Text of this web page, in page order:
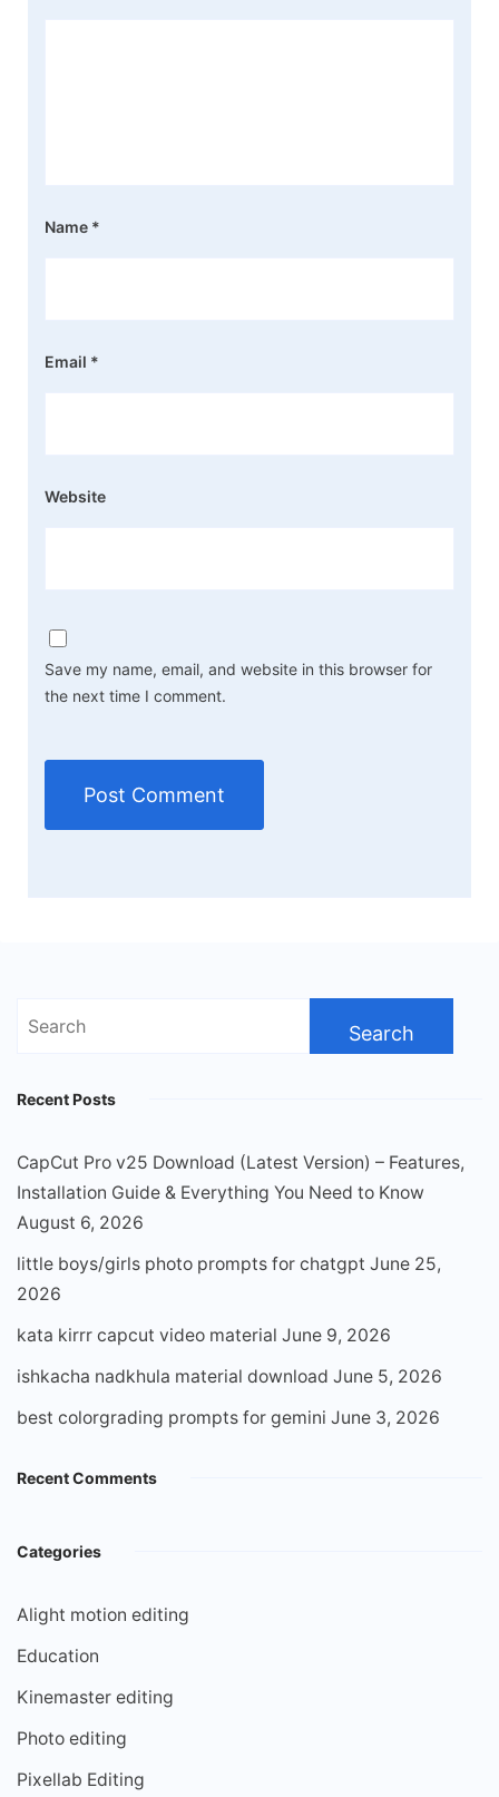
Name *
Email *
Website
Save my name, email, and website in this browser for
the next time I comment.
Search
Recent Posts
CapCut Pro v25 Download (Latest Version) – Features,
Installation Guide & Everything You Need to Know
August 6, 2026
little boys/girls photo prompts for chatgpt June 25,
2026
kata kirrr capcut video material June 9, 2026
ishkacha nadkhula material download June 5, 2026
best colorgrading prompts for gemini June 3, 2026
Recent Comments
Categories
Alight motion editing
Education
Kinemaster editing
Photo editing
Pixellab Editing